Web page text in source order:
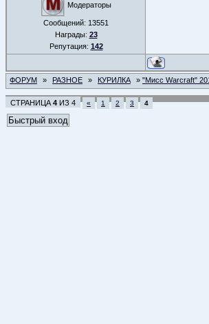
Модераторы
Сообщений: 13551
Награды: 23
Репутация: 142
ФОРУМ » РАЗНОЕ » КУРИЛКА » "Мисс Warcraft"
СТРАНИЦА 4 ИЗ 4 « 1 2 3 4